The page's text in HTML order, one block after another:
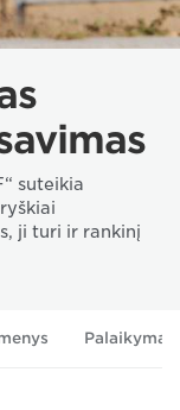
suteikia
ji turi ir rankinį
Palaikymas